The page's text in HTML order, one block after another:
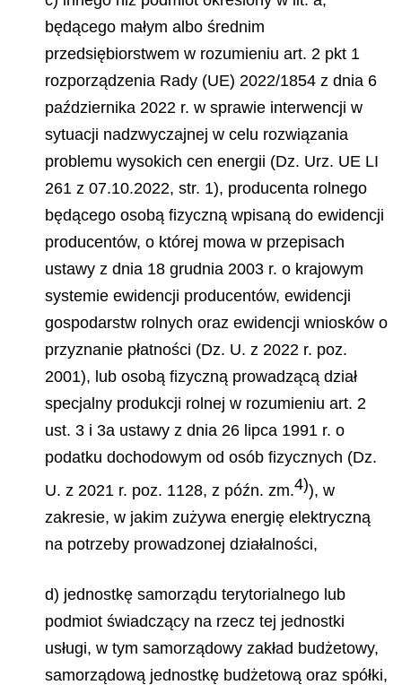
będącego małym albo średnim
przedsiębiorstwem w rozumieniu art. 2 pkt 1
rozporządzenia Rady (UE) 2022/1854 z dnia 6
października 2022 r. w sprawie interwencji w
sytuacji nadzwyczajnej w celu rozwiązania
problemu wysokich cen energii (Dz. Urz. UE LI
261 z 07.10.2022, str. 1), producenta rolnego
będącego osobą fizyczną wpisaną do ewidencji
producentów, o której mowa w przepisach
ustawy z dnia 18 grudnia 2003 r. o krajowym
systemie ewidencji producentów, ewidencji
gospodarstw rolnych oraz ewidencji wniosków o
przyznanie płatności (Dz. U. z 2022 r. poz.
2001), lub osobą fizyczną prowadzącą dział
specjalny produkcji rolnej w rozumieniu art. 2
ust. 3 i 3a ustawy z dnia 26 lipca 1991 r. o
podatku dochodowym od osób fizycznych (Dz.
U. z 2021 r. poz. 1128, z późn. zm.4)), w
zakresie, w jakim zużywa energię elektryczną
na potrzeby prowadzonej działalności,
d) jednostkę samorządu terytorialnego lub
podmiot świadczący na rzecz tej jednostki
usługi, w tym samorządowy zakład budżetowy,
samorządową jednostkę budżetową oraz spółki,